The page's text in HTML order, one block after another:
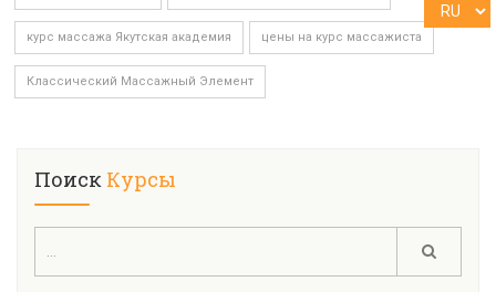
курс массажа Якутская академия цены на курс массажиста
Классический Массажный Элемент
Поиск Курсы